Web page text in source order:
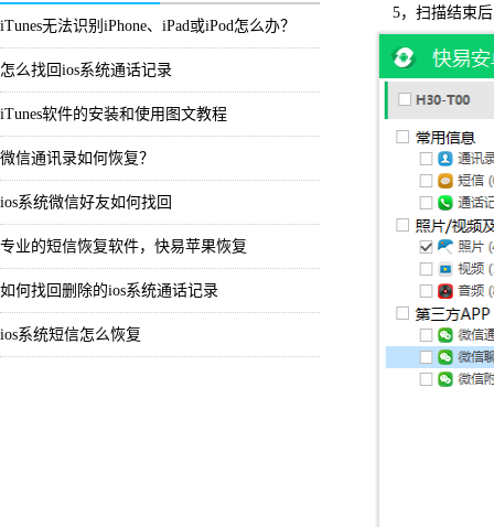
iTunes无法识别iPhone、iPad或iPod怎么办？
怎么找回ios系统通话记录
iTunes软件的安装和使用图文教程
微信通讯录如何恢复？
ios系统微信好友如何找回
专业的短信恢复软件，快易苹果恢复
如何找回删除的ios系统通话记录
ios系统短信怎么恢复
5，扫描结束